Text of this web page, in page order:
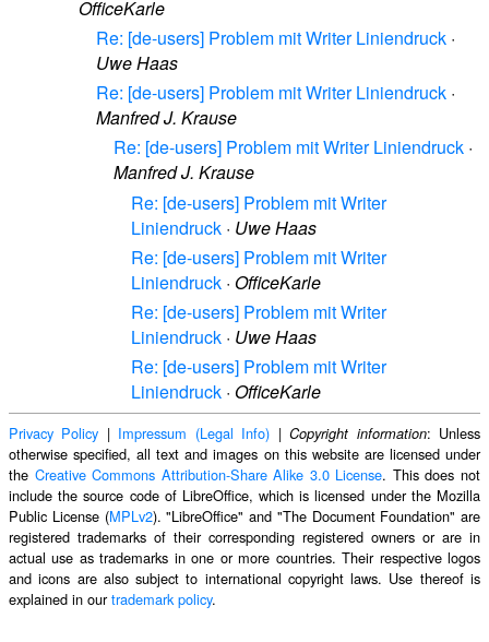
OfficeKarle
Re: [de-users] Problem mit Writer Liniendruck ·
Uwe Haas
Re: [de-users] Problem mit Writer Liniendruck ·
Manfred J. Krause
Re: [de-users] Problem mit Writer Liniendruck ·
Manfred J. Krause
Re: [de-users] Problem mit Writer
Liniendruck · Uwe Haas
Re: [de-users] Problem mit Writer
Liniendruck · OfficeKarle
Re: [de-users] Problem mit Writer
Liniendruck · Uwe Haas
Re: [de-users] Problem mit Writer
Liniendruck · OfficeKarle
Privacy Policy | Impressum (Legal Info) |Copyright information: Unless
otherwise specified, all text and images on this website are licensed under
the Creative Commons Attribution-Share Alike 3.0 License. This does not
include the source code of LibreOffice, which is licensed under the Mozilla
Public License (MPLv2). "LibreOffice" and "The Document Foundation" are
registered trademarks of their corresponding registered owners or are in
actual use as trademarks in one or more countries. Their respective logos
and icons are also subject to international copyright laws. Use thereof is
explained in ourtrademark policy.